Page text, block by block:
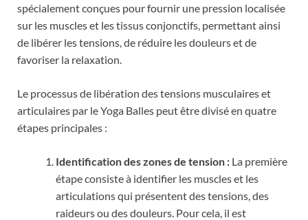
spécialement conçues pour fournir une pression localisée
sur les muscles et les tissus conjonctifs, permettant ainsi
de libérer les tensions, de réduire les douleurs et de
favoriser la relaxation.
Le processus de libération des tensions musculaires et
articulaires par le Yoga Balles peut être divisé en quatre
étapes principales :
Identification des zones de tension : La première
étape consiste à identifier les muscles et les
articulations qui présentent des tensions, des
raideurs ou des douleurs. Pour cela, il est